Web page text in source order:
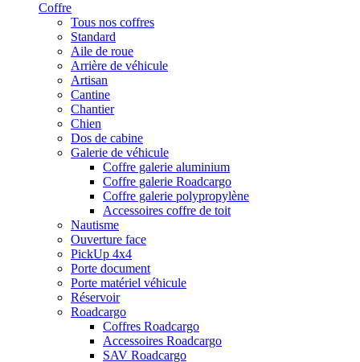
Coffre
Tous nos coffres
Standard
Aile de roue
Arrière de véhicule
Artisan
Cantine
Chantier
Chien
Dos de cabine
Galerie de véhicule
Coffre galerie aluminium
Coffre galerie Roadcargo
Coffre galerie polypropylène
Accessoires coffre de toit
Nautisme
Ouverture face
PickUp 4x4
Porte document
Porte matériel véhicule
Réservoir
Roadcargo
Coffres Roadcargo
Accessoires Roadcargo
SAV Roadcargo